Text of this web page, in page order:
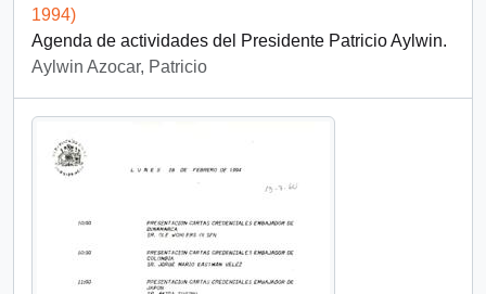
1994)
Agenda de actividades del Presidente Patricio Aylwin.
Aylwin Azocar, Patricio